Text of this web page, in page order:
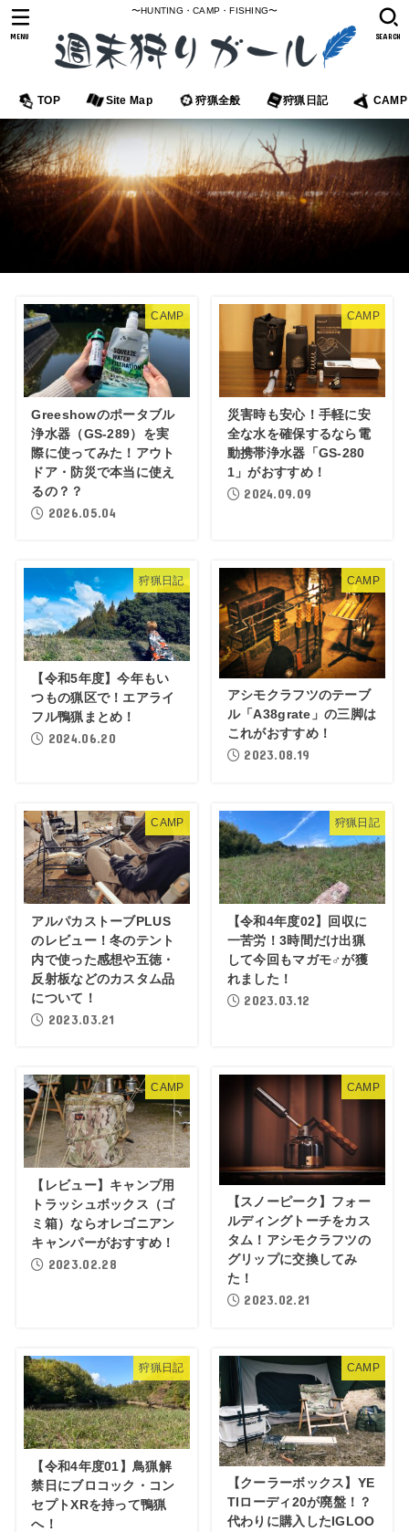
〜HUNTING・CAMP・FISHING〜
TOP Site Map 狩猟全般 狩猟日記 CAMP
SEARCH
MENU
CAMP
Greeshowのポータブル
浄水器（GS-289）を実
際に使ってみた！アウト
ドア・防災で本当に使え
るの？？
2026.05.04
CAMP
災害時も安心！手軽に安
全な水を確保するなら電
動携帯浄水器「GS-280
1」がおすすめ！
2024.09.09
狩猟日記
【令和5年度】今年もい
つもの猟区で！エアライ
フル鴨猟まとめ！
2024.06.20
CAMP
アシモクラフツのテーブ
ル「A38grate」の三脚は
これがおすすめ！
2023.08.19
CAMP
アルパカストーブPLUS
のレビュー！冬のテント
内で使った感想や五徳・
反射板などのカスタム品
について！
2023.03.21
狩猟日記
【令和4年度02】回収に
一苦労！3時間だけ出猟
して今回もマガモ♂が獲
れました！
2023.03.12
CAMP
【レビュー】キャンプ用
トラッシュボックス（ゴ
ミ箱）ならオレゴニアン
キャンパーがおすすめ！
2023.02.28
CAMP
【スノーピーク】フォー
ルディングトーチをカス
タム！アシモクラフツの
グリップに交換してみ
た！
2023.02.21
狩猟日記
【令和4年度01】鳥猟解
禁日にブロコック・コン
セプトXRを持って鴨猟
へ！
CAMP
【クーラーボックス】YE
TIローディ20が廃盤！？
代わりに購入したIGLOO